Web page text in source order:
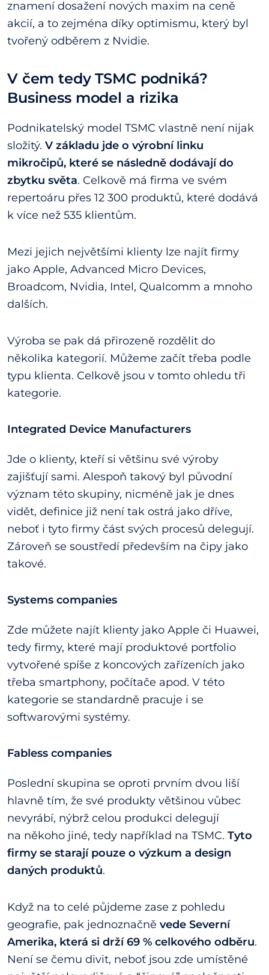
znamení dosažení nových maxim na ceně
akcií, a to zejména díky optimismu, který byl
tvořený odběrem z Nvidie.
V čem tedy TSMC podniká?
Business model a rizika
Podnikatelský model TSMC vlastně není nijak
složitý. V základu jde o výrobní linku
mikročipů, které se následně dodávají do
zbytku světa. Celkově má firma ve svém
repertoáru přes 12 300 produktů, které dodává
k více než 535 klientům.
Mezi jejich největšími klienty lze najít firmy
jako Apple, Advanced Micro Devices,
Broadcom, Nvidia, Intel, Qualcomm a mnoho
dalších.
Výroba se pak dá přirozeně rozdělit do
několika kategorií. Můžeme začít třeba podle
typu klienta. Celkově jsou v tomto ohledu tři
kategorie.
Integrated Device Manufacturers
Jde o klienty, kteří si většinu své výroby
zajišťují sami. Alespoň takový byl původní
význam této skupiny, nicméně jak je dnes
vidět, definice již není tak ostrá jako dříve,
neboť i tyto firmy část svých procesů delegují.
Zároveň se soustředí především na čipy jako
takové.
Systems companies
Zde můžete najít klienty jako Apple či Huawei,
tedy firmy, které mají produktové portfolio
vytvořené spíše z koncových zařízeních jako
třeba smartphony, počítače apod. V této
kategorie se standardně pracuje i se
softwarovými systémy.
Fabless companies
Poslední skupina se oproti prvním dvou liší
hlavně tím, že své produkty většinou vůbec
nevyrábí, nýbrž celou produkci delegují
na někoho jiné, tedy například na TSMC. Tyto
firmy se starají pouze o výzkum a design
daných produktů.
Když na to celé půjdeme zase z pohledu
geografie, pak jednoznačně vede Severní
Amerika, která si drží 69 % celkového odběru.
Není se čemu divit, neboť jsou zde umístěné